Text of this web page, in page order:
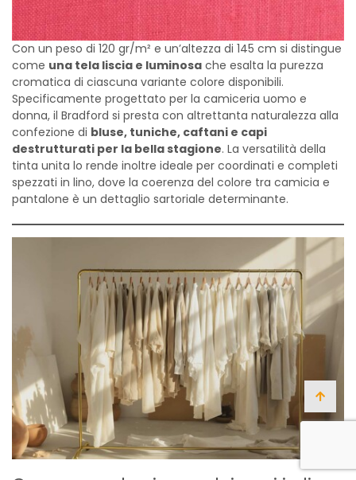
Con un peso di 120 gr/m² e un’altezza di 145 cm si distingue
come una tela liscia e luminosa che esalta la purezza
cromatica di ciascuna variante colore disponibili.
Specificamente progettato per la camiceria uomo e
donna, il Bradford si presta con altrettanta naturalezza alla
confezione di bluse, tuniche, caftani e capi
destrutturati per la bella stagione. La versatilità della
tinta unita lo rende inoltre ideale per coordinati e completi
spezzati in lino, dove la coerenza del colore tra camicia e
pantalone è un dettaglio sartoriale determinante.